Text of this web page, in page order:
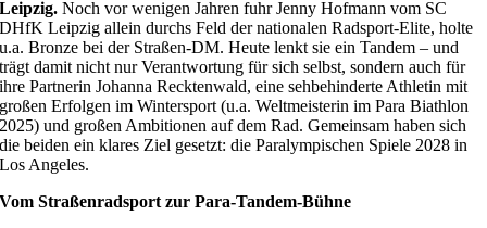
Leipzig. Noch vor wenigen Jahren fuhr Jenny Hofmann vom SC
DHfK Leipzig allein durchs Feld der nationalen Radsport-Elite, holte
u.a. Bronze bei der Straßen-DM. Heute lenkt sie ein Tandem – und
trägt damit nicht nur Verantwortung für sich selbst, sondern auch für
ihre Partnerin Johanna Recktenwald, eine sehbehinderte Athletin mit
großen Erfolgen im Wintersport (u.a. Weltmeisterin im Para Biathlon
2025) und großen Ambitionen auf dem Rad. Gemeinsam haben sich
die beiden ein klares Ziel gesetzt: die Paralympischen Spiele 2028 in
Los Angeles.
Vom Straßenradsport zur Para-Tandem-Bühne